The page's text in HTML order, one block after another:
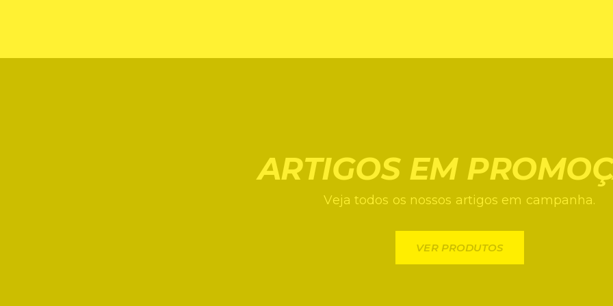
ARTIGOS EM
Veja todos os nossos artigos em campanha.
VER PRODUTOS